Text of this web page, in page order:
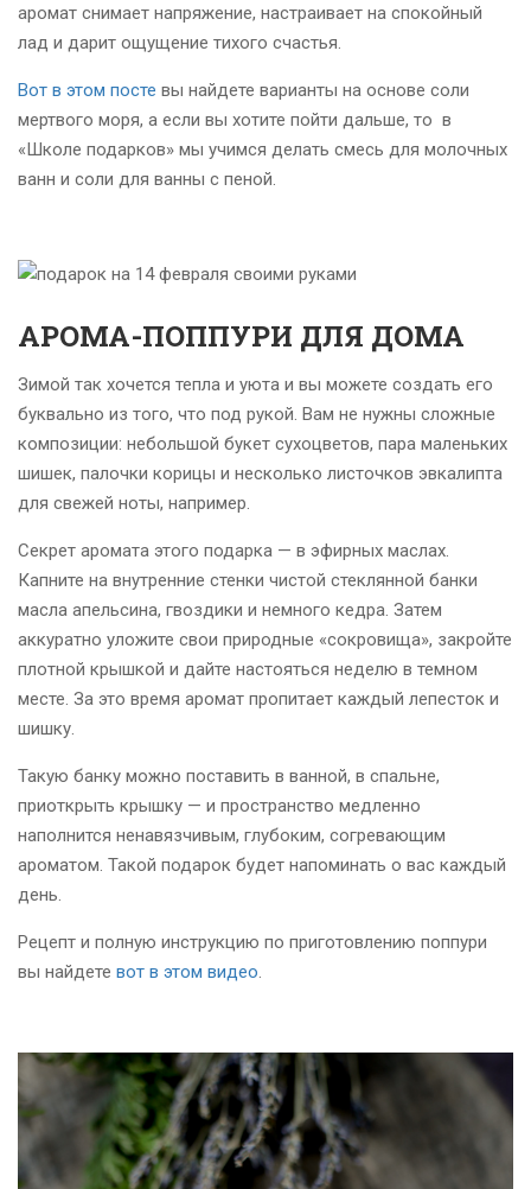
аромат снимает напряжение, настраивает на спокойный
лад и дарит ощущение тихого счастья.
Вот в этом посте вы найдете варианты на основе соли
мертвого моря, а если вы хотите пойти дальше, то в
«Школе подарков» мы учимся делать смесь для молочных
ванн и соли для ванны с пеной.
АРОМА-ПОППУРИ ДЛЯ ДОМА
Зимой так хочется тепла и уюта и вы можете создать его
буквально из того, что под рукой. Вам не нужны сложные
композиции: небольшой букет сухоцветов, пара маленьких
шишек, палочки корицы и несколько листочков эвкалипта
для свежей ноты, например.
Секрет аромата этого подарка — в эфирных маслах.
Капните на внутренние стенки чистой стеклянной банки
масла апельсина, гвоздики и немного кедра. Затем
аккуратно уложите свои природные «сокровища», закройте
плотной крышкой и дайте настояться неделю в темном
месте. За это время аромат пропитает каждый лепесток и
шишку.
Такую банку можно поставить в ванной, в спальне,
приоткрыть крышку — и пространство медленно
наполнится ненавязчивым, глубоким, согревающим
ароматом. Такой подарок будет напоминать о вас каждый
день.
Рецепт и полную инструкцию по приготовлению поппури
вы найдете вот в этом видео